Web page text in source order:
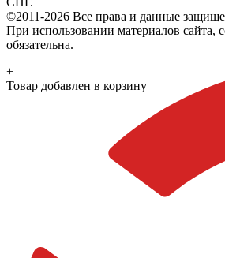
©2011-2026 Все права и данные
При использовании материалов сайта,
обязательна.
+
Товар добавлен в корзину